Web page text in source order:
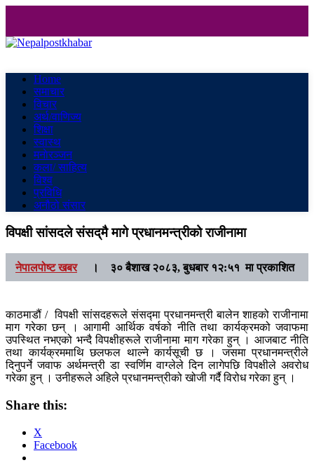
Home
समाचार
विचार
अर्थ/वाणिज्य
शिक्षा
स्वास्थ
मनाेरञ्जन
कला/ साहित्य
विश्व
प्रविधि
अनौठो संसार
विपक्षी सांसदले संसद्‌मै मागे प्रधानमन्त्रीको राजीनामा
नेपालपोष्ट खबर। ३० बैशाख २०८३, बुधबार १२:५१ मा प्रकाशित
काठमाडौं / विपक्षी सांसदहरूले संसद्मा प्रधानमन्त्री बालेन शाहको राजीनामा
माग गरेका छन् । आगामी आर्थिक वर्षको नीति तथा कार्यक्रमको जवाफमा
उपस्थित नभएको भन्दै विपक्षीहरूले राजीनामा माग गरेका हुन् । आजबाट नीति
तथा कार्यक्रममाथि छलफल थाल्ने कार्यसूची छ । जसमा प्रधानमन्त्रीले
दिनुपर्ने जवाफ अर्थमन्त्री डा स्वर्णिम वाग्लेले दिन लागेपछि विपक्षीले अवरोध
गरेका हुन् । उनीहरूले अहिले प्रधानमन्त्रीको खोजी गर्दै विरोध गरेका हुन् ।
Share this:
X
Facebook